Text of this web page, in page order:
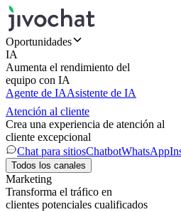
Oportunidades
IA
Aumenta el rendimiento del
equipo con IA
Agente de IAAsistente de IA
Atención al cliente
Crea una experiencia de atención al
cliente excepcional
Chat para sitiosChatbotWhatsApp
Todos los canales
Marketing
Transforma el tráfico en
clientes potenciales cualificados